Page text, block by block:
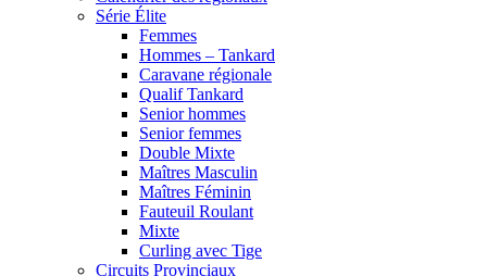
Série Élite
Femmes
Hommes – Tankard
Caravane régionale
Qualif Tankard
Senior hommes
Senior femmes
Double Mixte
Maîtres Masculin
Maîtres Féminin
Fauteuil Roulant
Mixte
Curling avec Tige
Circuits Provinciaux